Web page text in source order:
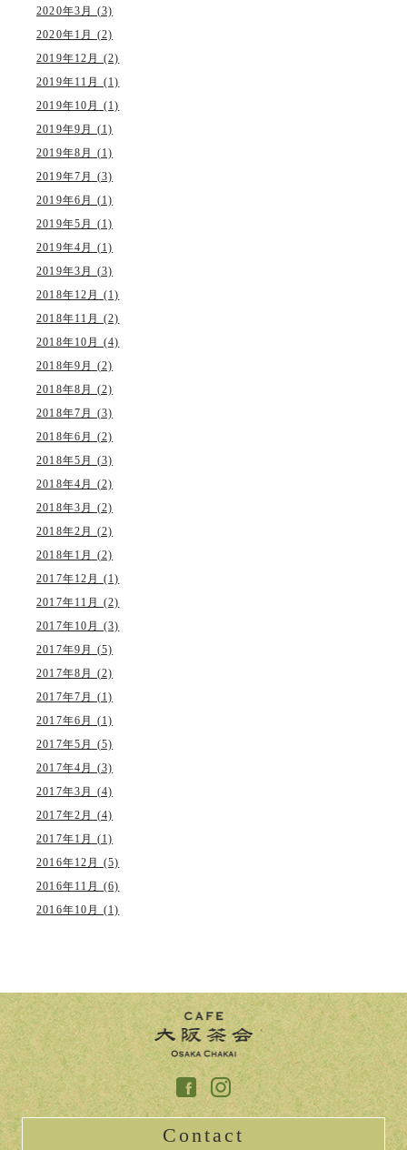
2020年3月 (3)
2020年1月 (2)
2019年12月 (2)
2019年11月 (1)
2019年10月 (1)
2019年9月 (1)
2019年8月 (1)
2019年7月 (3)
2019年6月 (1)
2019年5月 (1)
2019年4月 (1)
2019年3月 (3)
2018年12月 (1)
2018年11月 (2)
2018年10月 (4)
2018年9月 (2)
2018年8月 (2)
2018年7月 (3)
2018年6月 (2)
2018年5月 (3)
2018年4月 (2)
2018年3月 (2)
2018年2月 (2)
2018年1月 (2)
2017年12月 (1)
2017年11月 (2)
2017年10月 (3)
2017年9月 (5)
2017年8月 (2)
2017年7月 (1)
2017年6月 (1)
2017年5月 (5)
2017年4月 (3)
2017年3月 (4)
2017年2月 (4)
2017年1月 (1)
2016年12月 (5)
2016年11月 (6)
2016年10月 (1)
Contact